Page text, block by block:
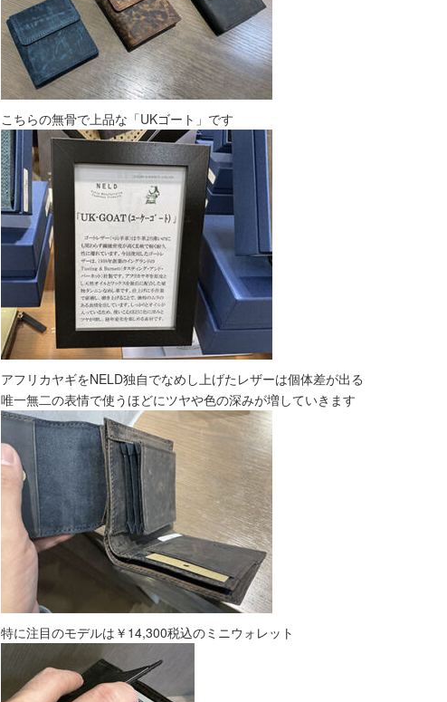
こちらの無骨で上品な「UKゴート」です
アフリカヤギをNELD独自でなめし上げたレザーは個体差が出る
唯一無二の表情で使うほどにツヤや色の深みが増していきます
特に注目のモデルは￥14,300税込のミニウォレット